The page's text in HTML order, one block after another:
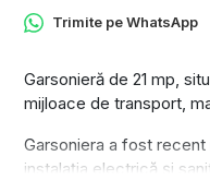
Trimite peWhatsApp
Garsonieră de 21 mp,
mijloace de transport,
Garsoniera a fost
instalația electrică și